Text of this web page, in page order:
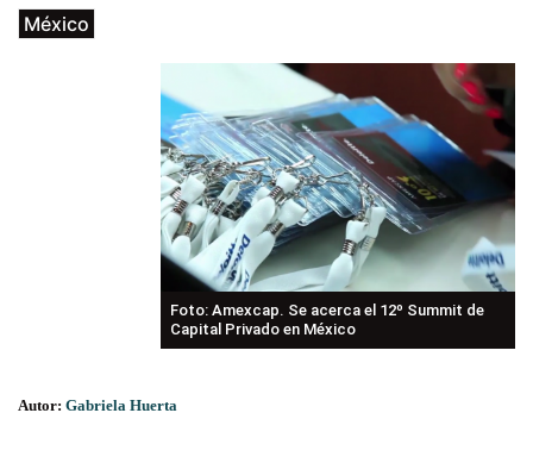
México
Foto: Amexcap. Se acerca el 12º Summit de
Capital Privado en México
Autor: Gabriela Huerta